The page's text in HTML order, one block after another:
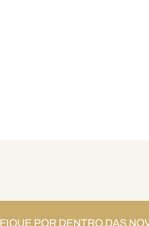
FIQUE POR DENTRO DAS